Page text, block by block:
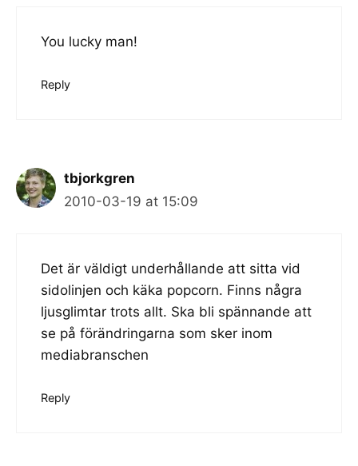
You lucky man!
Reply
tbjorkgren
2010-03-19 at 15:09
Det är väldigt underhållande att sitta vid
sidolinjen och käka popcorn. Finns några
ljusglimtar trots allt. Ska bli spännande att
se på förändringarna som sker inom
mediabranschen
Reply